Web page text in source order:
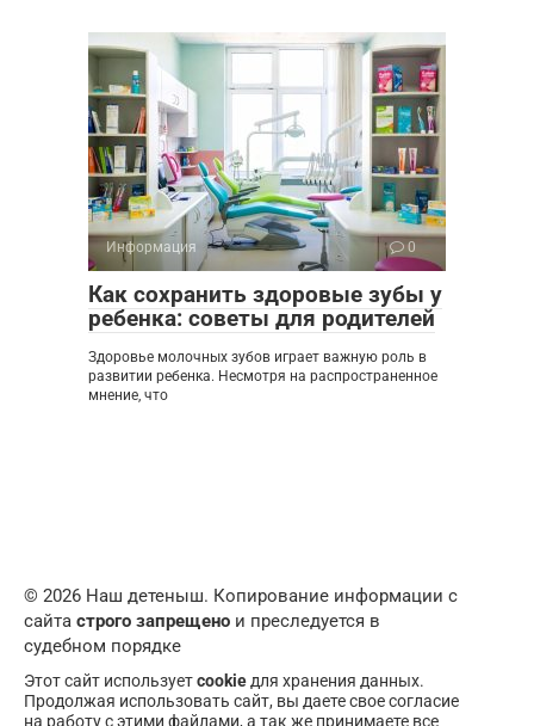
Информация 0
Как сохранить здоровые зубы у
ребенка: советы для родителей
Здоровье молочных зубов играет важную роль в
развитии ребенка. Несмотря на распространенное
мнение, что
© 2026 Наш детеныш. Копирование информации с
сайта строго запрещено и преследуется в
судебном порядке
Этот сайт используетcookie для хранения данных.
Продолжая использовать сайт, вы даете свое согласие
на работу с этими файлами, а так же принимаете все